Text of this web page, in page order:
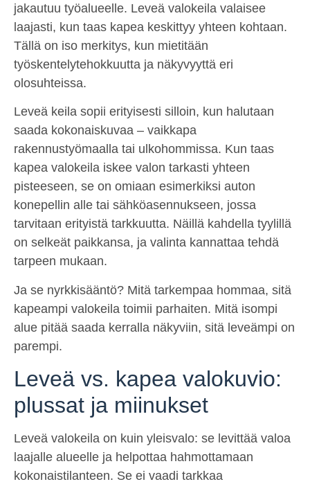
jakautuu työalueelle. Leveä valokeila valaisee
laajasti, kun taas kapea keskittyy yhteen kohtaan.
Tällä on iso merkitys, kun mietitään
työskentelytehokkuutta ja näkyvyyttä eri
olosuhteissa.
Leveä keila sopii erityisesti silloin, kun halutaan
saada kokonaiskuvaa – vaikkapa
rakennustyömaalla tai ulkohommissa. Kun taas
kapea valokeila iskee valon tarkasti yhteen
pisteeseen, se on omiaan esimerkiksi auton
konepellin alle tai sähköasennukseen, jossa
tarvitaan erityistä tarkkuutta. Näillä kahdella tyylillä
on selkeät paikkansa, ja valinta kannattaa tehdä
tarpeen mukaan.
Ja se nyrkkisääntö? Mitä tarkempaa hommaa, sitä
kapeampi valokeila toimii parhaiten. Mitä isompi
alue pitää saada kerralla näkyviin, sitä leveämpi on
parempi.
Leveä vs. kapea valokuvio:
plussat ja miinukset
Leveä valokeila on kuin yleisvalo: se levittää valoa
laajalle alueelle ja helpottaa hahmottamaan
kokonaistilanteen. Se ei vaadi tarkkaa